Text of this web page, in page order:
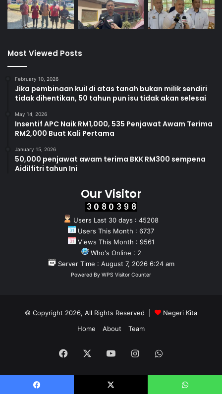
Most Viewed Posts
February 10, 2026
Jika pembinaan kuil di atas tanah bukan milik sendiri
tidak dihentikan, 50 tahun pun isu tidak akan selesai
May 14, 2026
Insentif APC Naik RM1,000, 535 Penjawat Awam Terima
RM2,000 Buat Kali Pertama
January 15, 2026
50,000 penjawat awam terima BKK RM300 sempena
Aidilfitri tahun Ini
Our Visitor
Users Last 30 days : 45208
Users This Month : 6737
Views This Month : 9561
Who's Online : 2
Server Time : August 7, 2026 6:24 am
Powered By WPS Visitor Counter
© Copyright 2026, All Rights Reserved |
Negeri Kita
Home
About Team
Facebook YouTubeInstagramWhatsApp